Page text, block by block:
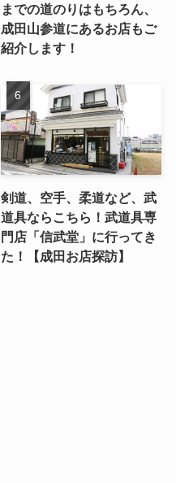
までの道のりはもちろん、
成田山参道にあるお店もご
紹介します！
剣道、空手、柔道など、武
道具ならこちら！武道具専
門店「信武堂」に行ってき
た！【成田お店探訪】